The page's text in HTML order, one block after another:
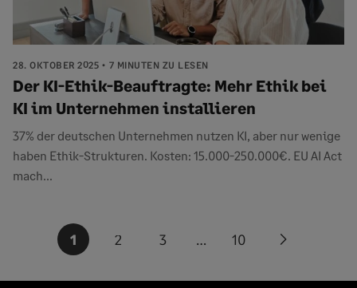
28. OKTOBER 2025 7 MINUTEN ZU LESEN
Der KI-Ethik-Beauftragte: Mehr Ethik bei
KI im Unternehmen installieren
37% der deutschen Unternehmen nutzen KI, aber nur wenige
haben Ethik-Strukturen. Kosten: 15.000-250.000€. EU AI Act
mach...
Seitennummerierung
1 2 3 … 10
Next